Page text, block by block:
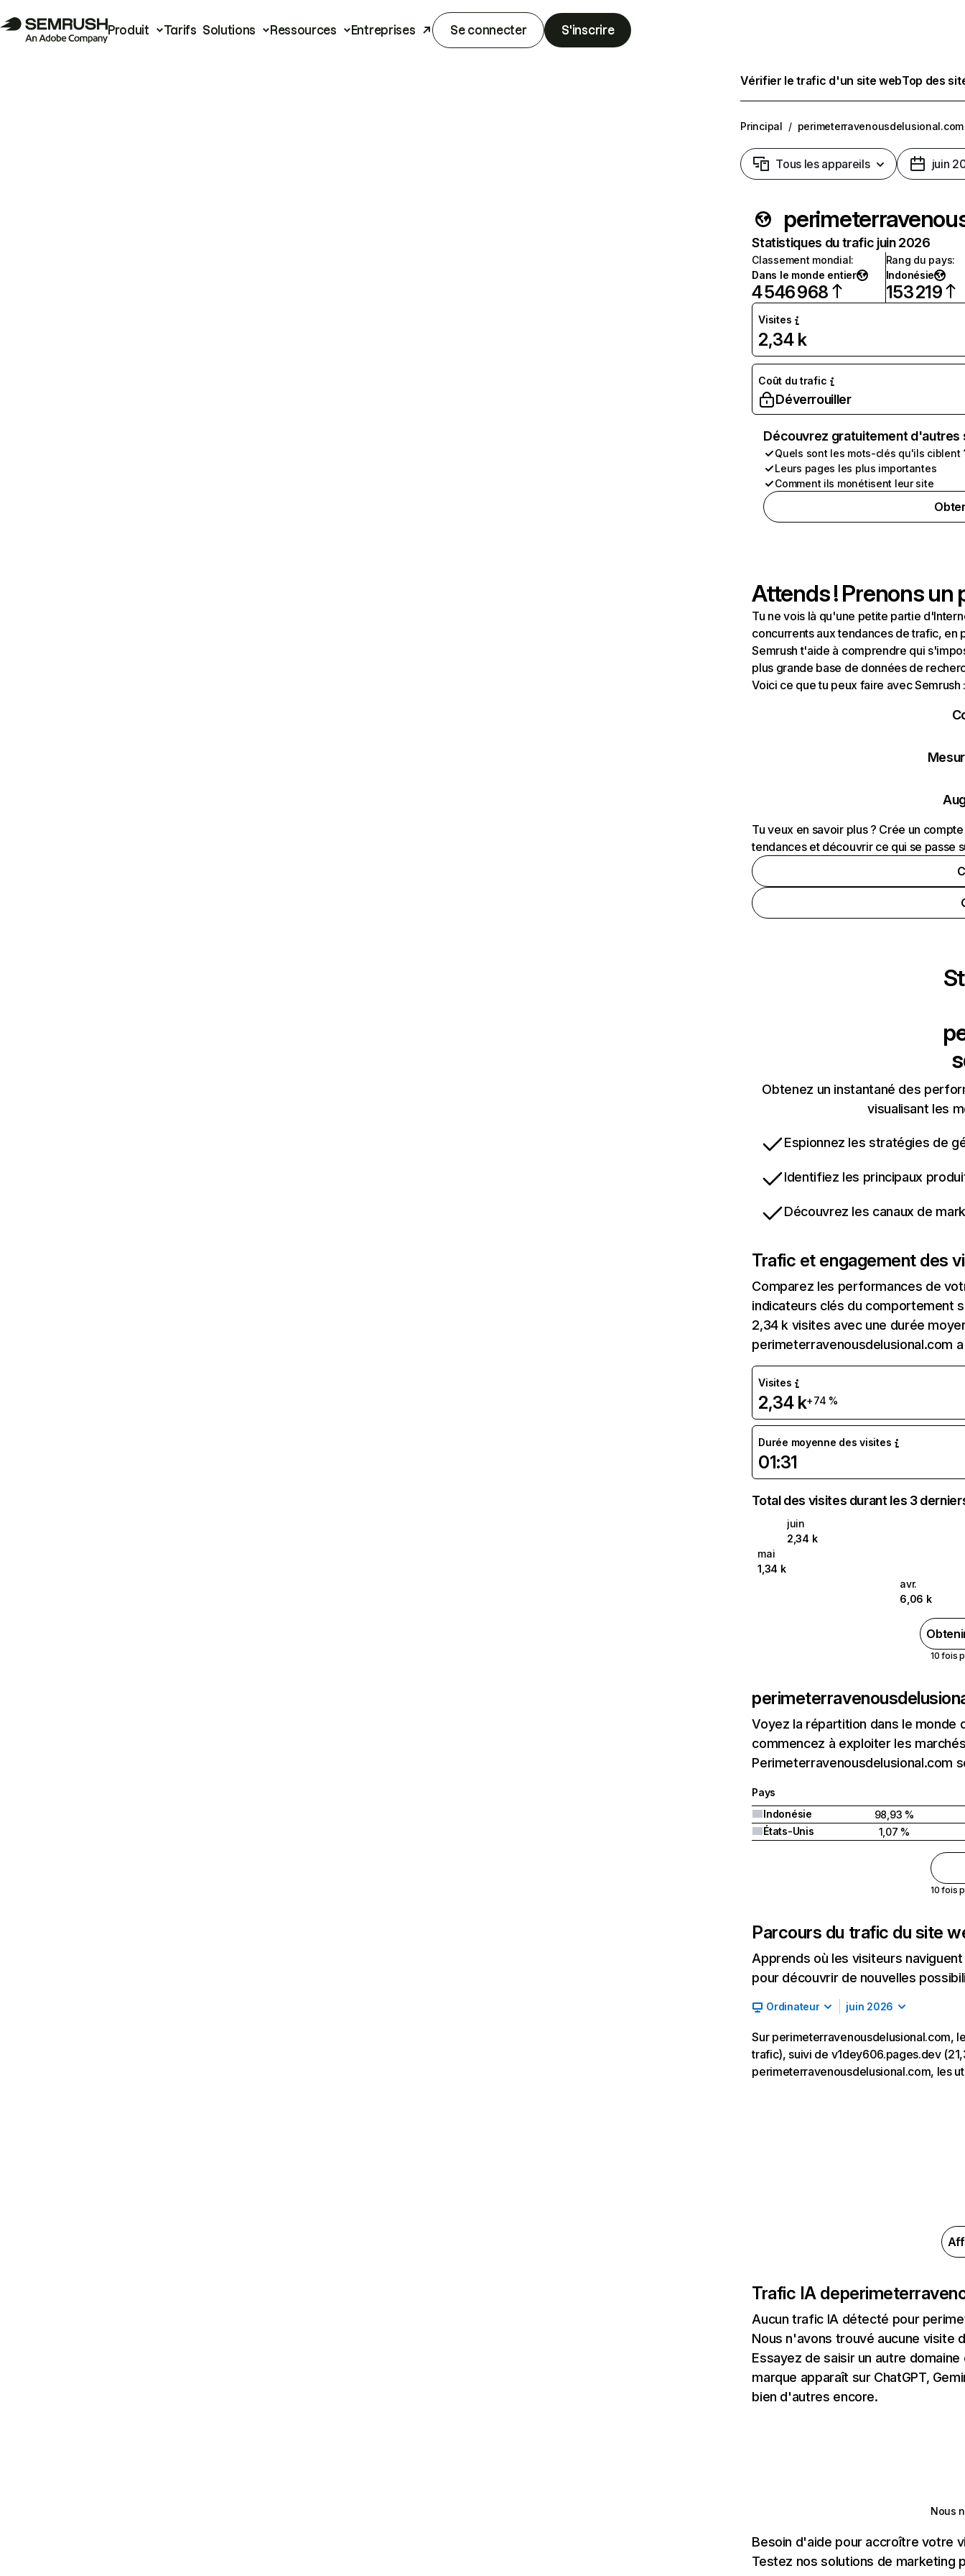
Produit Tarifs Solutions Ressources Entreprises Se connecter S'inscrire
Vérifier le trafic d'un site webTop des
Principal / perimeterravenousdelusional.com
Tous les appareils juin
Statistiques du trafic juin 2026
Classement mondial:
Dans le monde entier
4 546 968
Rang du pays:
Indonésie
153 219
Visites
2,34 k
Coût du trafic
Déverrouiller
Découvrez gratuitement
Quels sont les mots-clés qu'ils ciblent
Leurs pages les plus importantes
Comment ils monétisent leur site
Attends ! Prenons un
Tu ne vois là qu'une petite partie
concurrents aux tendances de trafic, en
Semrush t'aide à comprendre qui
plus grande base de données de
Voici ce que tu peux faire avec Semrush
Tu veux en savoir plus ? Crée un
tendances et découvrir ce qui se passe
Obtenez un instantané des
visualisant les
Espionnez les stratégies de
Identifiez les principaux
Découvrez les canaux de
Trafic et engagement des
Comparez les performances de
indicateurs clés du comportement
2,34 k visites avec une durée
perimeterravenousdelusional.com
Visites
2,34 k+74 %
Durée moyenne des visites
01:31
Total des visites durant les 3
juin
2,34 k
mai
1,34 k
avr.
6,06 k
10 fois
Voyez la répartition dans le
commencez à exploiter les
Perimeterravenousdelusional.com
Pays
Indonésie
98,93 %
États-Unis
1,07 %
10 fois
Parcours du trafic du site
Apprends où les visiteurs
pour découvrir de nouvelles
Ordinateur juin 2026
Sur perimeterravenousdelusional.com,
trafic), suivi de v1dey606.pages.dev
perimeterravenousdelusional.com, les
Trafic IA de
Aucun trafic IA détecté pour
Nous n'avons trouvé aucune visite
Essayez de saisir un autre
marque apparaît sur ChatGPT,
bien d'autres encore.
Nous
Besoin d'aide pour accroître votre
Testez nos solutions de marketing